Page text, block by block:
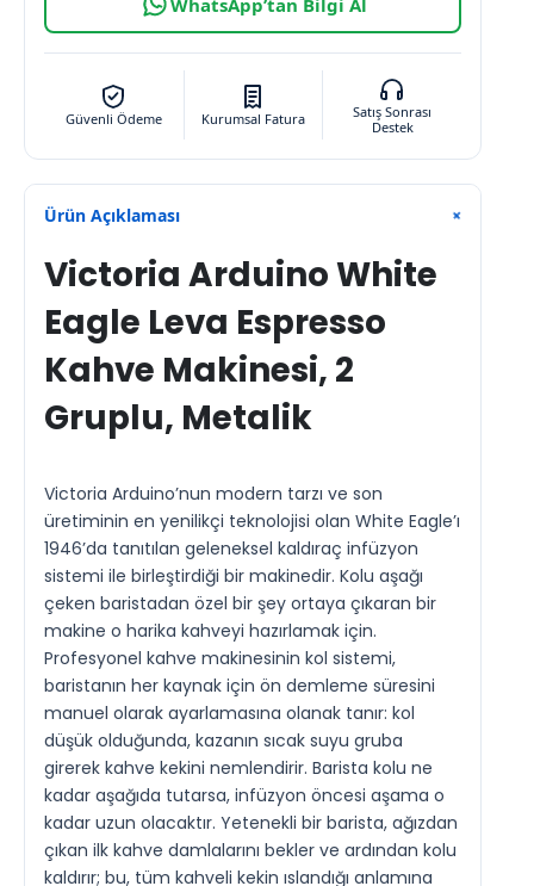
Güvenli Ödeme Kurumsal Fatura
Satış Sonrası
Destek
Ürün Açıklaması +
Victoria Arduino White
Eagle Leva Espresso
Kahve Makinesi, 2
Gruplu, Metalik
Victoria Arduino’nun modern tarzı ve son
üretiminin en yenilikçi teknolojisi olan White Eagle’ı
1946’da tanıtılan geleneksel kaldıraç infüzyon
sistemi ile birleştirdiği bir makinedir. Kolu aşağı
çeken baristadan özel bir şey ortaya çıkaran bir
makine o harika kahveyi hazırlamak için.
Profesyonel kahve makinesinin kol sistemi,
baristanın her kaynak için ön demleme süresini
manuel olarak ayarlamasına olanak tanır: kol
düşük olduğunda, kazanın sıcak suyu gruba
girerek kahve kekini nemlendirir. Barista kolu ne
kadar aşağıda tutarsa, infüzyon öncesi aşama o
kadar uzun olacaktır. Yetenekli bir barista, ağızdan
çıkan ilk kahve damlalarını bekler ve ardından kolu
kaldırır; bu, tüm kahveli kekin ıslandığı anlamına